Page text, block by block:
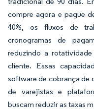
compre agora e pague
40%, os fluxos de
cronogramas de
reduzindo a
cliente. Essas
software de cobrança de
de varejistas e
buscam reduzir as taxas